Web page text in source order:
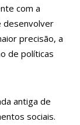
Lima(MDB)
votos
Energia que
quinzena de
ofertam vacina
com a
desenvolver
precisão, a
de políticas
antiga de
sociais.